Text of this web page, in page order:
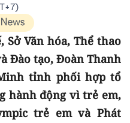
Sở Văn hóa, Thể thao
Đào tạo, Đoàn Thanh
tỉnh phối hợp tổ
hành động vì trẻ em,
trẻ em và Phát